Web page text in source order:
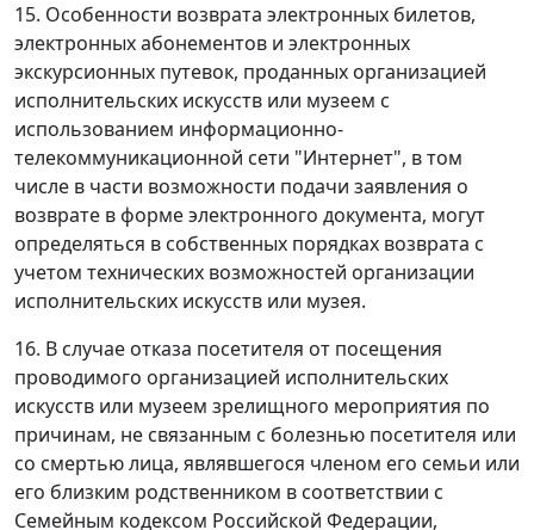
15. Особенности возврата электронных билетов,
электронных абонементов и электронных
экскурсионных путевок, проданных организацией
исполнительских искусств или музеем с
использованием информационно-
телекоммуникационной сети "Интернет", в том
числе в части возможности подачи заявления о
возврате в форме электронного документа, могут
определяться в собственных порядках возврата с
учетом технических возможностей организации
исполнительских искусств или музея.
16. В случае отказа посетителя от посещения
проводимого организацией исполнительских
искусств или музеем зрелищного мероприятия по
причинам, не связанным с болезнью посетителя или
со смертью лица, являвшегося членом его семьи или
его близким родственником в соответствии с
Семейным кодексом Российской Федерации,